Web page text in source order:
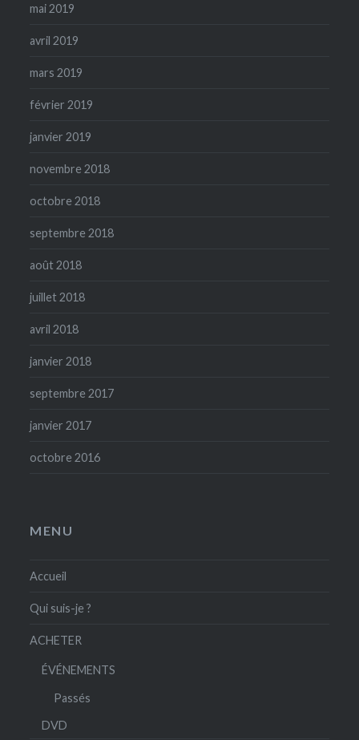
mai 2019
avril 2019
mars 2019
février 2019
janvier 2019
novembre 2018
octobre 2018
septembre 2018
août 2018
juillet 2018
avril 2018
janvier 2018
septembre 2017
janvier 2017
octobre 2016
MENU
Accueil
Qui suis-je ?
ACHETER
ÉVÉNEMENTS
Passés
DVD